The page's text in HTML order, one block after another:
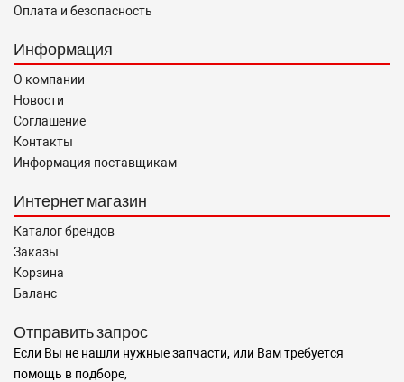
Оплата и безопасность
Информация
О компании
Новости
Соглашение
Контакты
Информация поставщикам
Интернет магазин
Каталог брендов
Заказы
Корзина
Баланс
Отправить запрос
Если Вы не нашли нужные запчасти, или Вам требуется
помощь в подборе,